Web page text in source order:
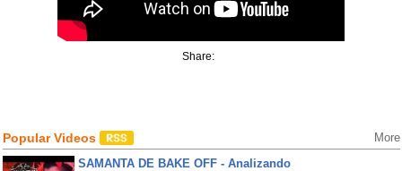
Share:
Popular Videos More
SAMANTA DE BAKE OFF - Analizando